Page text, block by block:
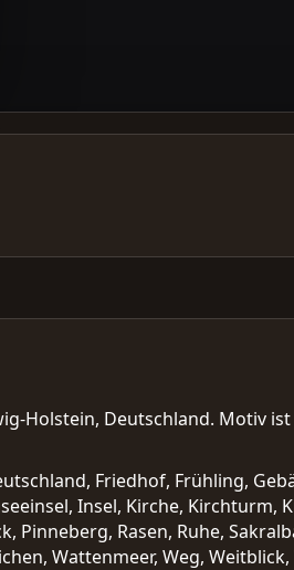
Holstein, Deutschland. Motiv
Friedhof, Frühling,
Insel, Kirche, Kirchturm,
Rasen, Ruhe,
Wattenmeer, Weg,